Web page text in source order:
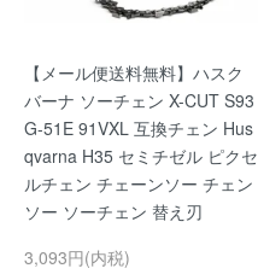
【メール便送料無料】ハスク
バーナ ソーチェン X-CUT S93
G-51E 91VXL 互換チェン Hus
qvarna H35 セミチゼル ピクセ
ルチェン チェーンソー チェン
ソー ソーチェン 替え刃
3,093円(内税)